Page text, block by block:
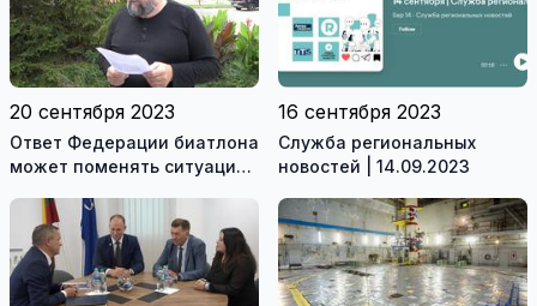
20 сентября 2023
Ответ Федерации биатлона
может поменять ситуацию
(видео)
16 сентября 2023
Служба региональных
новостей | 14.09.2023